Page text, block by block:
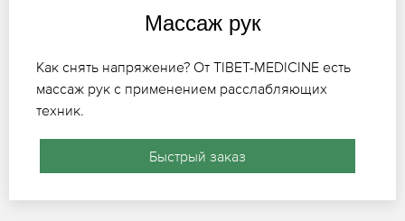
Массаж рук
Как снять напряжение? От TIBET-MEDICINE есть
массаж рук с применением расслабляющих
техник.
Быстрый заказ